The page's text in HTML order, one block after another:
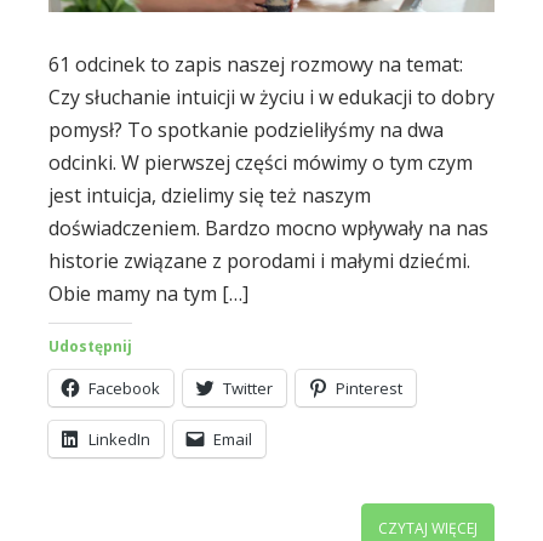
61 odcinek to zapis naszej rozmowy na temat:
Czy słuchanie intuicji w życiu i w edukacji to dobry
pomysł? To spotkanie podzieliłyśmy na dwa
odcinki. W pierwszej części mówimy o tym czym
jest intuicja, dzielimy się też naszym
doświadczeniem. Bardzo mocno wpływały na nas
historie związane z porodami i małymi dziećmi.
Obie mamy na tym […]
Udostępnij
Facebook Twitter Pinterest
LinkedIn Email
CZYTAJ WIĘCEJ